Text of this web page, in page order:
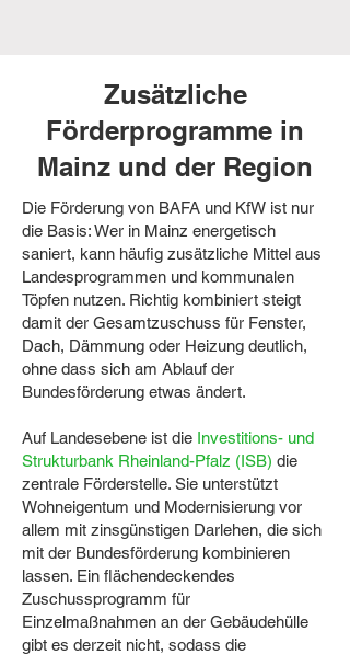
Zusätzliche
Förderprogramme in
Mainz und der Region
Die Förderung von BAFA und KfW ist nur
die Basis: Wer in Mainz energetisch
saniert, kann häufig zusätzliche Mittel aus
Landesprogrammen und kommunalen
Töpfen nutzen. Richtig kombiniert steigt
damit der Gesamtzuschuss für Fenster,
Dach, Dämmung oder Heizung deutlich,
ohne dass sich am Ablauf der
Bundesförderung etwas ändert.
Auf Landesebene ist die Investitions- und
Strukturbank Rheinland-Pfalz (ISB) die
zentrale Förderstelle. Sie unterstützt
Wohneigentum und Modernisierung vor
allem mit zinsgünstigen Darlehen, die sich
mit der Bundesförderung kombinieren
lassen. Ein flächendeckendes
Zuschussprogramm für
Einzelmaßnahmen an der Gebäudehülle
gibt es derzeit nicht, sodass die